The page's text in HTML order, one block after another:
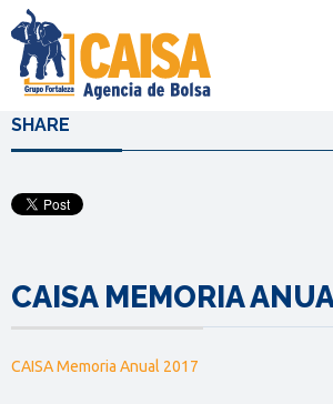
SHARE
CAISA MEMORIA
CAISA Memoria Anual 2017